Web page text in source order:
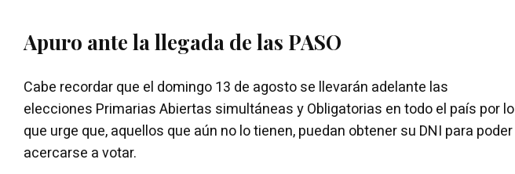
Apuro ante la llegada de las PASO
Cabe recordar que el domingo 13 de agosto se llevarán adelante las
elecciones Primarias Abiertas simultáneas y Obligatorias en todo el país por lo
que urge que, aquellos que aún no lo tienen, puedan obtener su DNI para poder
acercarse a votar.